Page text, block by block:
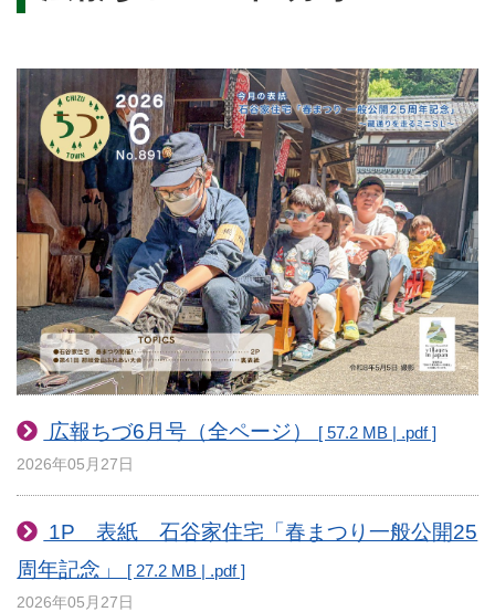
広報ちづ6月号（全ページ） [ 57.2 MB | .pdf ]
2026年05月27日
1P 表紙 石谷家住宅「春まつり一般公開25
周年記念」
[ 27.2 MB | .pdf ]
2026年05月27日